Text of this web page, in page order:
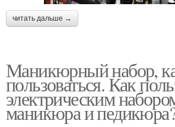
читать дальше →
Маникюрный набор,
пользоваться. Как
электрическим
маникюра и